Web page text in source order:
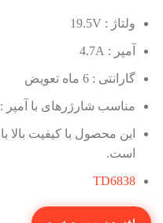
ولتاژ : 19.5V
آمپر : 4.7A
گارانتی : 6 ماه تعویض
مناسب شارژرهای با آمپر : 3.9A و 4.7A
این محصول با کیفیت بالا با
است.
TD6838